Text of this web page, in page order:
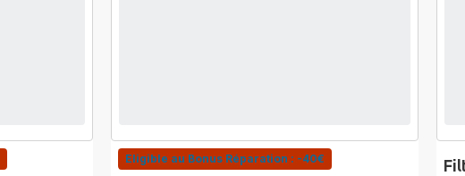
Eligible au Bonus Réparation : -40€
Note